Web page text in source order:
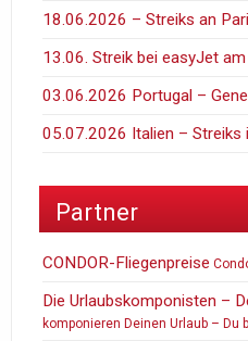
18.06.2026 – Streiks an
13.06. Streik bei easyJet
03.06.2026 Portugal –
05.07.2026 Italien – Streiks
Partner
CONDOR-Fliegenpreise
Die Urlaubskomponisten –
komponieren Deinen Urlaub – Du